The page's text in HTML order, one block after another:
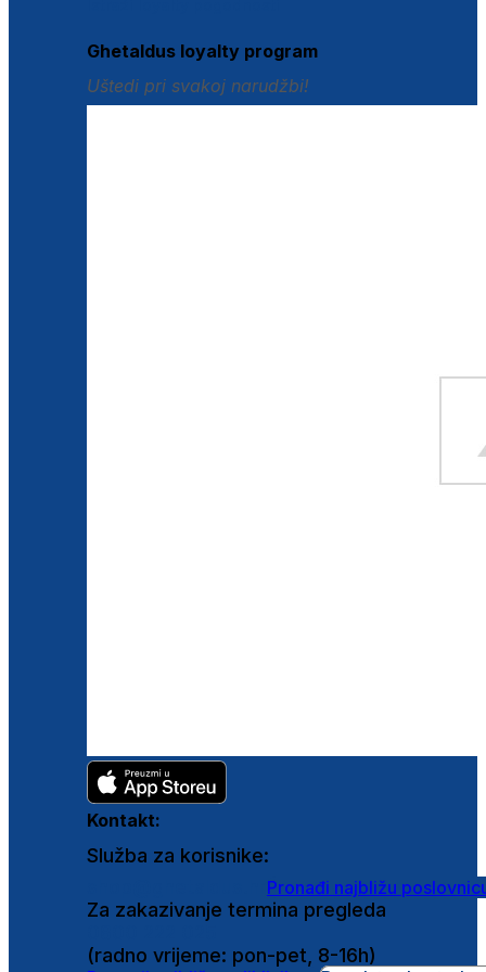
Ghetaldus loyalty program
Uštedi pri svakoj narudžbi!
Kontakt:
Služba za korisnike:
Pronađi najbližu
Za zakazivanje termina pregleda
(radno vrijeme: pon-pet, 8-16h)